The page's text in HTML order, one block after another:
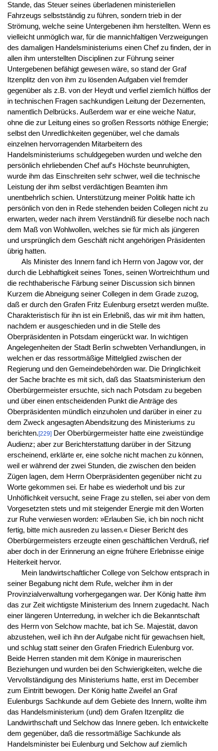
Stande, das Steuer seines überladenen ministeriellen
Fahrzeugs selbstständig zu führen, sondern trieb in der
Strömung, welche seine Untergebenen ihm herstellten. Wenn es
vielleicht unmöglich war, für die mannichfaltigen Verzweigungen
des damaligen Handelsministeriums einen Chef zu finden, der in
allen ihm unterstellten Disciplinen zur Führung seiner
Untergebenen befähigt gewesen wäre, so stand der Graf
Itzenplitz den von ihm zu lösenden Aufgaben viel fremder
gegenüber als z.B. von der Heydt und verfiel ziemlich hülflos der
in technischen Fragen sachkundigen Leitung der Dezernenten,
namentlich Delbrücks. Außerdem war er eine weiche Natur,
ohne die zur Leitung eines so großen Ressorts nöthige Energie;
selbst den Unredlichkeiten gegenüber, wel che damals
einzelnen hervorragenden Mitarbeitern des
Handelsministeriums schuldgegeben wurden und welche den
persönlich ehrliebenden Chef auf's Höchste beunruhigten,
wurde ihm das Einschreiten sehr schwer, weil die technische
Leistung der ihm selbst verdächtigen Beamten ihm
unentbehrlich schien. Unterstützung meiner Politik hatte ich
persönlich von den in Rede stehenden beiden Collegen nicht zu
erwarten, weder nach ihrem Verständniß für dieselbe noch nach
dem Maß von Wohlwollen, welches sie für mich als jüngeren
und ursprünglich dem Geschäft nicht angehörigen Präsidenten
übrig hatten.
Als Minister des Innern fand ich Herrn von Jagow vor, der
durch die Lebhaftigkeit seines Tones, seinen Wortreichthum und
die rechthaberische Färbung seiner Discussion sich binnen
Kurzem die Abneigung seiner Collegen in dem Grade zuzog,
daß er durch den Grafen Fritz Eulenburg ersetzt werden mußte.
Charakteristisch für ihn ist ein Erlebniß, das wir mit ihm hatten,
nachdem er ausgeschieden und in die Stelle des
Oberpräsidenten in Potsdam eingerückt war. In wichtigen
Angelegenheiten der Stadt Berlin schwebten Verhandlungen, in
welchen er das ressortmäßige Mittelglied zwischen der
Regierung und den Gemeindebehörden war. Die Dringlichkeit
der Sache brachte es mit sich, daß das Staatsministerium den
Oberbürgermeister ersuchte, sich nach Potsdam zu begeben
und über einen entscheidenden Punkt die Anträge des
Oberpräsidenten mündlich einzuholen und darüber in einer zu
dem Zweck angesagten Abendsitzung des Ministeriums zu
berichten.[229]Der Oberbürgermeister hatte eine zweistündige
Audienz; aber zur Berichterstattung darüber in der Sitzung
erscheinend, erklärte er, eine solche nicht machen zu können,
weil er während der zwei Stunden, die zwischen den beiden
Zügen lagen, dem Herrn Oberpräsidenten gegenüber nicht zu
Worte gekommen sei. Er habe es wiederholt und bis zur
Unhöflichkeit versucht, seine Frage zu stellen, sei aber von dem
Vorgesetzten stets und mit steigender Energie mit den Worten
zur Ruhe verwiesen worden: »Erlauben Sie, ich bin noch nicht
fertig, bitte mich ausreden zu lassen.« Dieser Bericht des
Oberbürgermeisters erzeugte einen geschäftlichen Verdruß, rief
aber doch in der Erinnerung an eigne frühere Erlebnisse einige
Heiterkeit hervor.
Mein landwirtschaftlicher College von Selchow entsprach in
seiner Begabung nicht dem Rufe, welcher ihm in der
Provinzialverwaltung vorhergegangen war. Der König hatte ihm
das zur Zeit wichtigste Ministerium des Innern zugedacht. Nach
einer längeren Unterredung, in welcher ich die Bekanntschaft
des Herrn von Selchow machte, bat ich Se. Majestät, davon
abzustehen, weil ich ihn der Aufgabe nicht für gewachsen hielt,
und schlug statt seiner den Grafen Friedrich Eulenburg vor.
Beide Herren standen mit dem Könige in maurerischen
Beziehungen und wurden bei den Schwierigkeiten, welche die
Vervollständigung des Ministeriums hatte, erst im December
zum Eintritt bewogen. Der König hatte Zweifel an Graf
Eulenburgs Sachkunde auf dem Gebiete des Innern, wollte ihm
das Handelsministerium (und) dem Grafen Itzenplitz die
Landwirthschaft und Selchow das Innere geben. Ich entwickelte
dem gegenüber, daß die ressortmäßige Sachkunde als
Handelsminister bei Eulenburg und Selchow auf ziemlich